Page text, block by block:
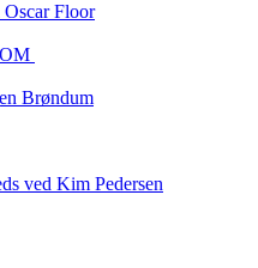
Oscar Floor
Brøndum
ved Kim Pedersen